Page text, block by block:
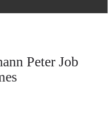
Peter Job